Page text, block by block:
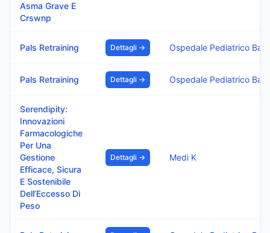
Asma Grave E
Crswnp
Pals Retraining Dettagli →
Pals Retraining Dettagli →
Serendipity:
Innovazioni
Farmacologiche
Per Una
Gestione
Efficace, Sicura
E Sostenibile
Dell’Eccesso Di
Peso
Dettagli → Medi K